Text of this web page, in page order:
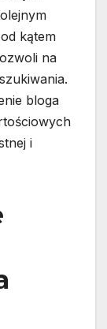
kątem
na
bloga
i